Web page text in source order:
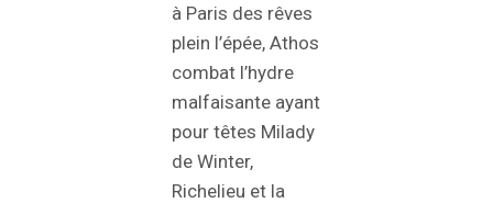
à Paris des rêves
plein l’épée, Athos
combat l’hydre
malfaisante ayant
pour têtes Milady
de Winter,
Richelieu et la